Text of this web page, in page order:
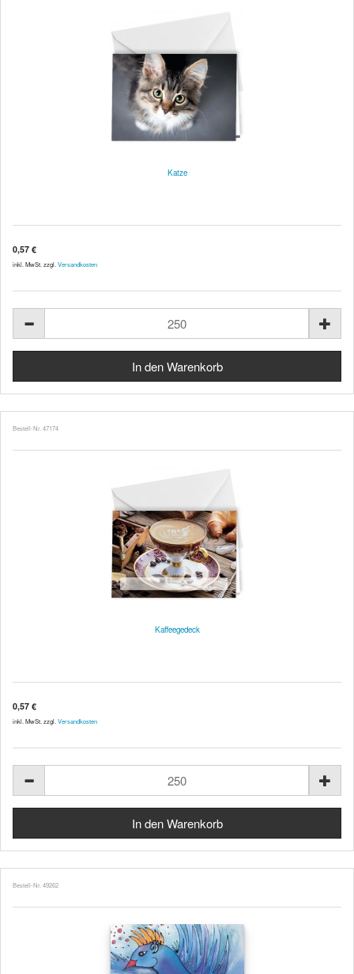
Katze
0,57 €
inkl. MwSt. zzgl. Versandkosten
Bestell-Nr. 47174
Kaffeegedeck
0,57 €
inkl. MwSt. zzgl. Versandkosten
Bestell-Nr. 49262